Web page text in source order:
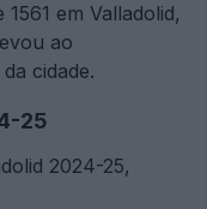
em Valladolid,
ao
cidade.
25
2024-25,